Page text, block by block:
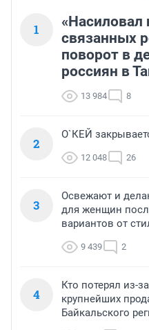
уровня опять же нужно
сушек, самый лучший
"охотник"(Су-70), но
сверхзвук и массовый.
1
«Насиловал
связанных
поворот в
россиян в
13 984 8
2
О`КЕЙ
12 048 26
3
Освежают и
для женщин
вариантов от
9 439 2
4
Кто потерял из-
крупнейших
Байкальского